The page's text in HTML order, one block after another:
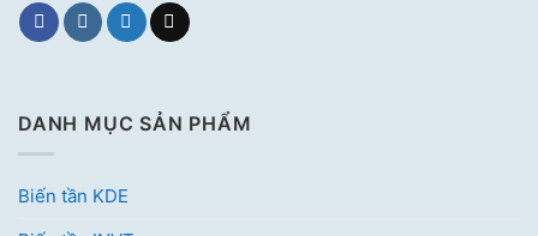
DANH MỤC SẢN PHẨM
Biến tần KDE